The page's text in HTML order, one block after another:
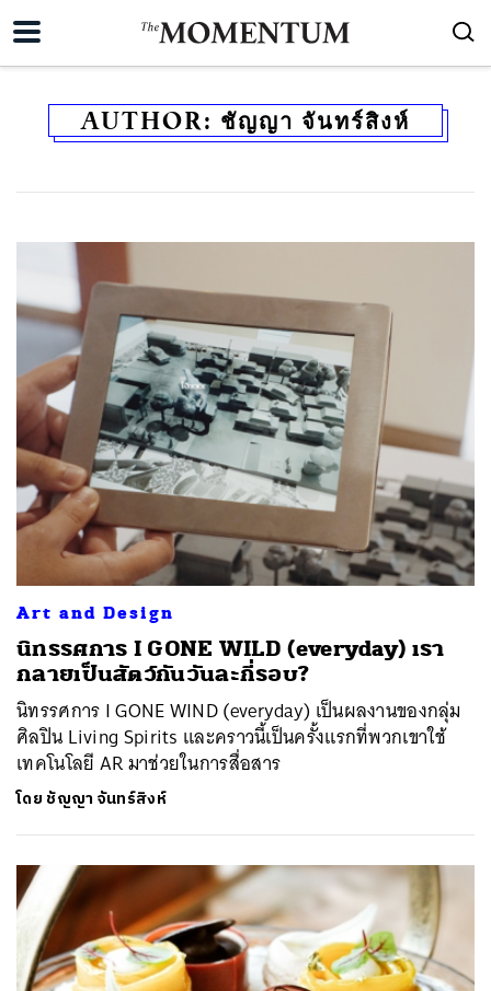
AUTHOR: ชัญญา จันทร์สิงห์
Art and Design
นิทรรศการ I GONE WILD (everyday) เรา
กลายเป็นสัตว์กันวันละกี่รอบ?
นิทรรศการ I GONE WIND (everyday) เป็นผลงานของกลุ่ม
ศิลปิน Living Spirits และคราวนี้เป็นครั้งแรกที่พวกเขาใช้
เทคโนโลยี AR มาช่วยในการสื่อสาร
โดย ชัญญา จันทร์สิงห์